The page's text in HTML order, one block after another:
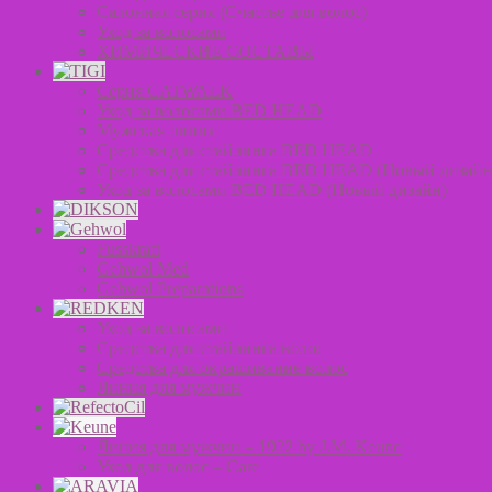
Салонная серия (Счастье для волос)
Уход за волосами
ХИМИЧЕСКИЕ СОСТАВЫ
Серия CATWALK
Уход за волосами BED HEAD
Мужская линия
Средства для стайлинга BED HEAD
Средства для стайлинга BED HEAD (Новый
Уход за волосами BED HEAD (Новый дизайн)
Fusskraft
Gehwol Med
Gehwol Preparations
Уход за волосами
Средства для стайлинга волос
Средства для окрашивание волос
Линия для мужчин
Линия для мужчин – 1922 by J.M. Keune
Уход для волос – Сare